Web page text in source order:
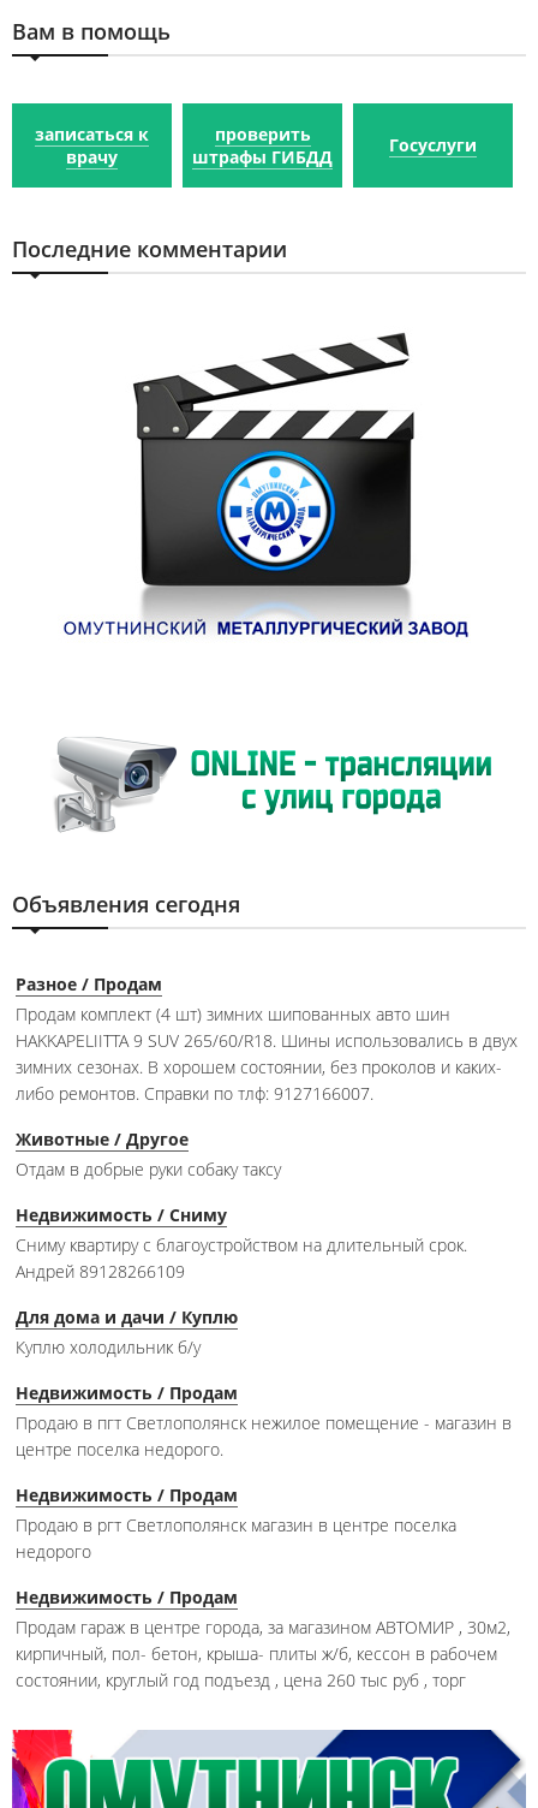
Вам в помощь
записаться к
врачу
проверить
штрафы ГИБДД
Госуслуги
Последние комментарии
Объявления сегодня
Разное / Продам
Продам комплект (4 шт) зимних шипованных авто шин
HAKKAPELIITTA 9 SUV 265/60/R18. Шины использовались в двух
зимних сезонах. В хорошем состоянии, без проколов и каких-
либо ремонтов. Справки по тлф: 9127166007.
Животные / Другое
Отдам в добрые руки собаку таксу
Недвижимость / Сниму
Сниму квартиру с благоустройством на длительный срок.
Андрей 89128266109
Для дома и дачи / Куплю
Куплю холодильник б/у
Недвижимость / Продам
Продаю в пгт Светлополянск нежилое помещение - магазин в
центре поселка недорого.
Недвижимость / Продам
Продаю в ргт Светлополянск магазин в центре поселка
недорого
Недвижимость / Продам
Продам гараж в центре города, за магазином АВТОМИР , 30м2,
кирпичный, пол- бетон, крыша- плиты ж/б, кессон в рабочем
состоянии, круглый год подъезд , цена 260 тыс руб , торг